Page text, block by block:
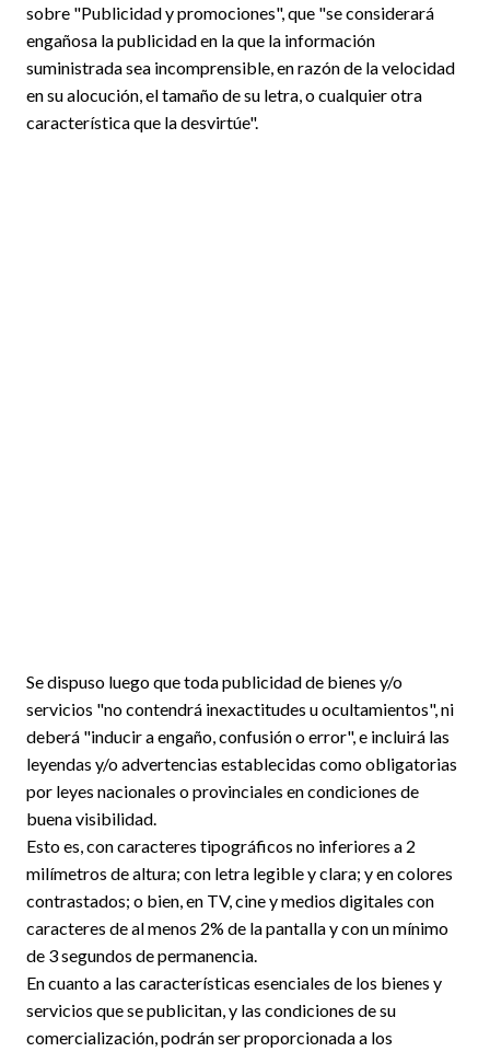
sobre "Publicidad y promociones", que "se considerará
engañosa la publicidad en la que la información
suministrada sea incomprensible, en razón de la velocidad
en su alocución, el tamaño de su letra, o cualquier otra
característica que la desvirtúe".
Se dispuso luego que toda publicidad de bienes y/o
servicios "no contendrá inexactitudes u ocultamientos", ni
deberá "inducir a engaño, confusión o error", e incluirá las
leyendas y/o advertencias establecidas como obligatorias
por leyes nacionales o provinciales en condiciones de
buena visibilidad.
Esto es, con caracteres tipográficos no inferiores a 2
milímetros de altura; con letra legible y clara; y en colores
contrastados; o bien, en TV, cine y medios digitales con
caracteres de al menos 2% de la pantalla y con un mínimo
de 3 segundos de permanencia.
En cuanto a las características esenciales de los bienes y
servicios que se publicitan, y las condiciones de su
comercialización, podrán ser proporcionada a los